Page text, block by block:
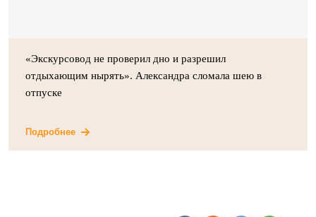
«Экскурсовод не проверил дно и разрешил
отдыхающим нырять». Александра сломала шею в
отпуске
Подробнее